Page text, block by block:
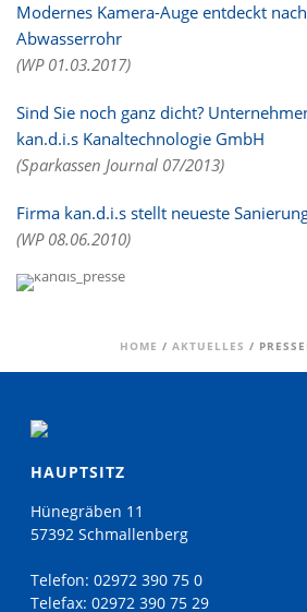
Modernes Kamera-Auge entdeckt
Abwasserrohr
(WP 01.03.2017)
Sind Sie noch ganz dicht?
kan.d.i.s Kanaltechnologie GmbH
(Sparkassen Journal 07/2013)
Firma kan.d.i.s stellt neueste
(WP 08.06.2010)
HOME / AKTUELLES /
HAUPTSITZ
Hünegräben 11
57392 Schmallenberg
Telefon: 02972 390 75 0
Telefax: 02972 390 75 29